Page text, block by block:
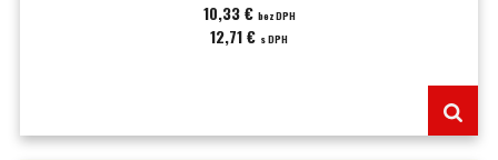
10,33 € bez DPH
12,71 € s DPH